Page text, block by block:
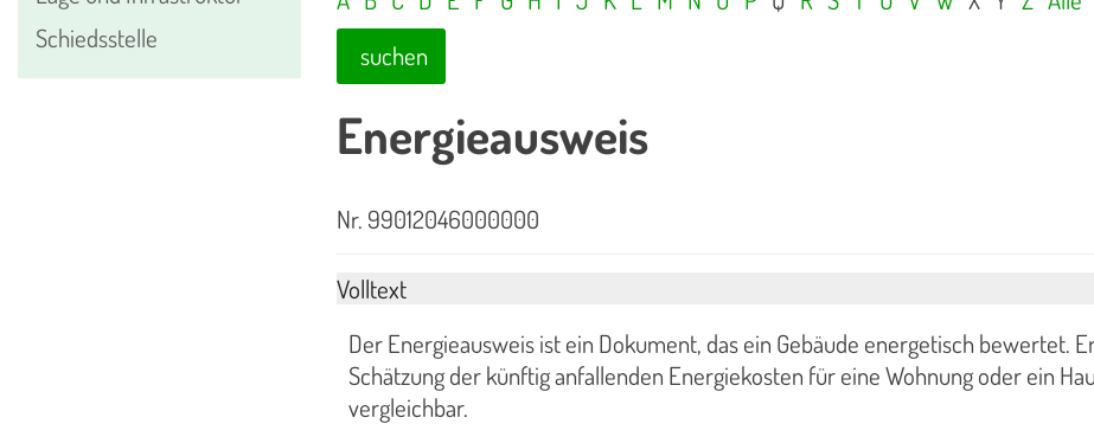
Schiedsstelle
suchen
Energieausweis
Nr. 99012046000000
Volltext
Der Energieausweis ist ein Dokument, das ein Gebäude energetisch bewertet.
Schätzung der künftig anfallenden Energiekosten für eine Wohnung oder ein
vergleichbar.